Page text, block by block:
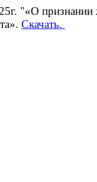
"«О
Скачать.